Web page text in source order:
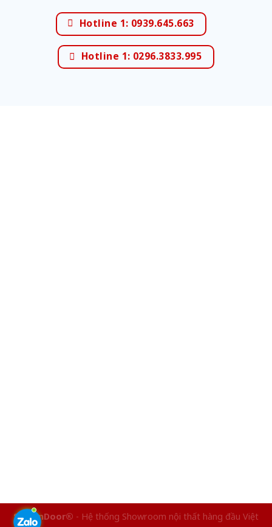
Hotline 1: 0939.645.663
Hotline 1: 0296.3833.995
SaigonDoor® - Hệ thống Showroom nội thất hàng đầu Việt